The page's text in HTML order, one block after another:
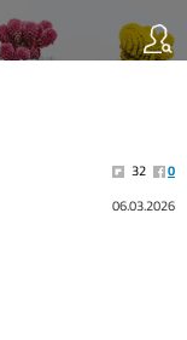
32
0
06.03.2026